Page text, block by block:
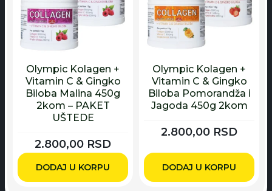
Olympic Kolagen +
Vitamin C & Gingko
Biloba Malina 450g
2kom – PAKET
UŠTEDE
2.800,00 RSD
DODAJ U KORPU
Olympic Kolagen +
Vitamin C & Gingko
Biloba Pomorandža i
Jagoda 450g 2kom
2.800,00 RSD
DODAJ U KORPU